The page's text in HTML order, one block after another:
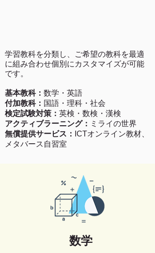
学習教科を分類し、ご希望の教科を最適
に組み合わせ個別にカスタマイズが可能
です。
基本教科： 数学・英語
付加教科： 国語・理科・社会
検定試験対策： 英検・数検・漢検
アクティブラーニング： ミライの世界
無償提供サービス： ICTオンライン教材、
メタバース自習室
数学